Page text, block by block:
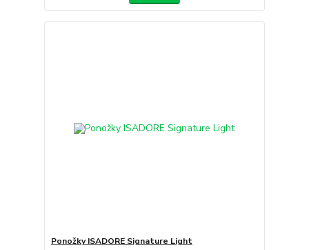
Ponožky ISADORE Signature Light